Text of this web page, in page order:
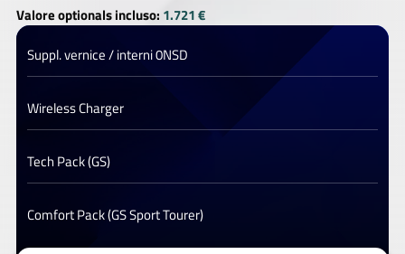
Valore optionals incluso: 1.721 €
Suppl. vernice / interni 0NSD
Wireless Charger
Tech Pack (GS)
Comfort Pack (GS Sport Tourer)